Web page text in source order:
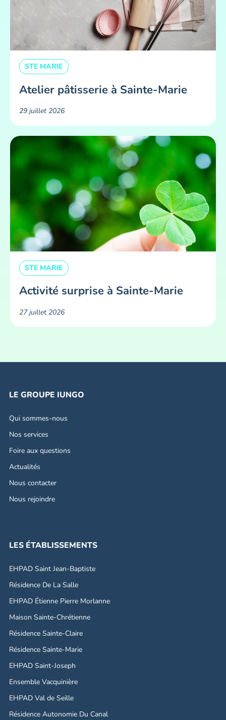
STE MARIE
Atelier pâtisserie à Sainte-Marie
29 juillet 2026
STE MARIE
Activité surprise à Sainte-Marie
27 juillet 2026
LE GROUPE IUNGO
Qui sommes-nous
Nos services
Foire aux questions
Actualités
Nous contacter
Nous rejoindre
LES ÉTABLISSEMENTS
EHPAD Saint Jean-Baptiste
Résidence De La Salle
EHPAD Étienne Pierre Morlanne
Maison Sainte-Chrétienne
Résidence Sainte-Claire
Résidence Sainte-Marie
EHPAD Saint-Joseph
Ensemble Vacquinière
EHPAD Val de Seille
Résidence Autonomie Du Canal